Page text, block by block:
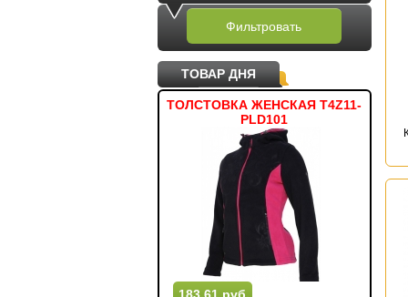
Фильтровать
ТОВАР ДНЯ
ТОЛСТОВКА ЖЕНСКАЯ T4Z11-
PLD101